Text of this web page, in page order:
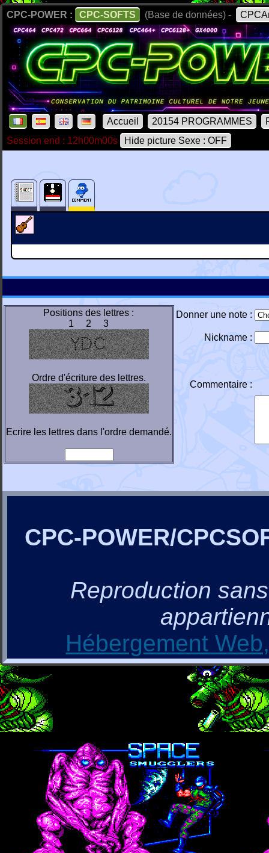
CPC-POWER : CPC-SOFTS (Base de données) -
Accueil 20154 PROGRAMMES
Session end : 12h00m00s
Hide picture Sexe : OFF
Positions des lettres :
1 2 3
Ordre d'écriture des lettres.
Ecrire les lettres dans l'ordre demandé.
Donner une note :
Nickname :
Commentaire :
CPC-POWER/
Reproduction
Hébergement